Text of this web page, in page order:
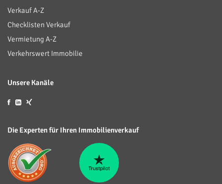
Verkauf A-Z
Checklisten Verkauf
Vermietung A-Z
Verkehrswert Immobilie
Unsere Kanäle
Die Experten für Ihren Immobilienverkauf